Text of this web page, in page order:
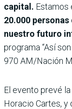
capital. Estamos
20.000
nuestro futuro
programa “Así
970 AM/Nación
El evento prevé
Horacio Cartes, y